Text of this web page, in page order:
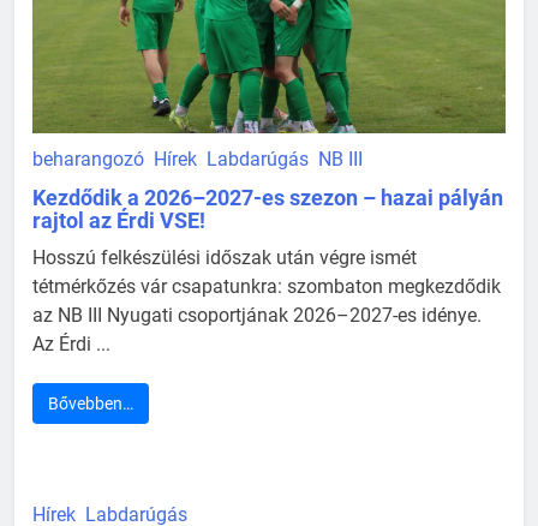
beharangozó Hírek Labdarúgás NB III
Kezdődik a 2026–2027-es szezon – hazai pályán
rajtol az Érdi VSE!
Hosszú felkészülési időszak után végre ismét
tétmérkőzés vár csapatunkra: szombaton megkezdődik
az NB III Nyugati csoportjának 2026–2027-es idénye.
Az Érdi ...
Bővebben…
Hírek Labdarúgás